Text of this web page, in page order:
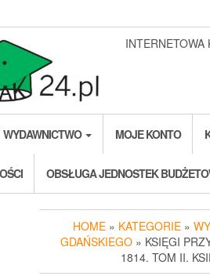
INTERNETOWA
WYDAWNICTWO MOJE KONTO
OBSŁUGA JEDNOSTEK
HOME » KATEGORIE »
GDAŃSKIEGO » KSIĘGI
1814. TOM II.